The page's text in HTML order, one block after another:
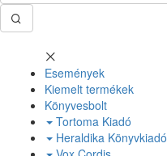
Események
Kiemelt termékek
Könyvesbolt
Tortoma Kiadó
Heraldika Könyvkiadó